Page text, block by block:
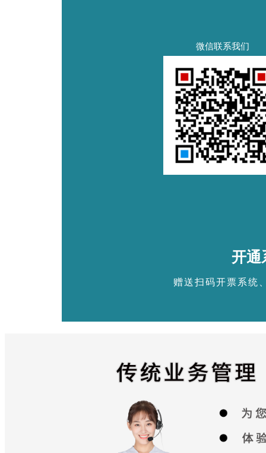
微信联系我们
开通
赠送扫码开票系统